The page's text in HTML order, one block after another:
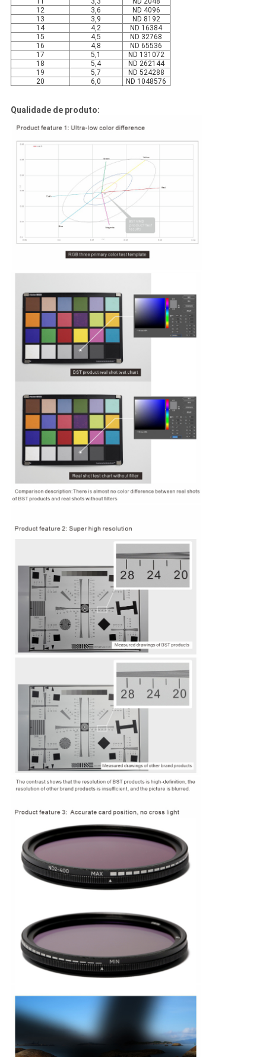
12
3,6
ND 4096
13
3,9
ND 8192
14
4,2
ND 16384
15
4,5
ND 32768
16
4,8
ND 65536
17
5,1
ND 131072
18
5,4
ND 262144
19
5,7
ND 524288
20
6,0 ND 1048576
Qualidade de produto: